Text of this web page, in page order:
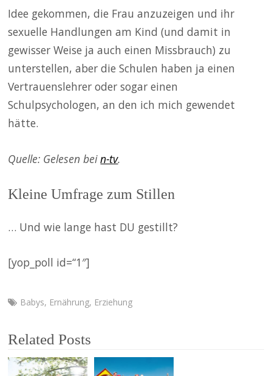
Idee gekommen, die Frau anzuzeigen und ihr
sexuelle Handlungen am Kind (und damit in
gewisser Weise ja auch einen Missbrauch) zu
unterstellen, aber die Schulen haben ja einen
Vertrauenslehrer oder sogar einen
Schulpsychologen, an den ich mich gewendet
hätte.
Quelle: Gelesen bein-tv.
Kleine Umfrage zum Stillen
… Und wie lange hast DU gestillt?
[yop_poll id=“1″]
Babys, Ernährung, Erziehung
Related Posts